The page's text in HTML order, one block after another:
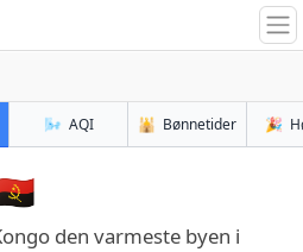
🌬️ AQI 🕌 Bønnetider 🎉
den varmeste byen i